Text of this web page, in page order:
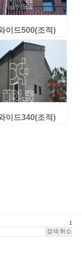
이드500(조적)
이드340(조적)
1